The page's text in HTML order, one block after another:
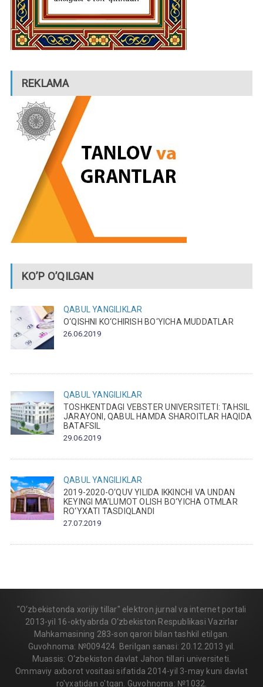
REKLAMA
KO’P O’QILGAN
QABUL
YANGILIKLAR
O‘QISHNI KO‘CHIRISH BO‘YICHA MUDDATLAR
26.06.2019
QABUL
YANGILIKLAR
TOSHKENTDAGI VEBSTER UNIVERSITETI: TAHSIL
JARAYONI, QABUL HAMDA SHAROITLAR HAQIDA
BATAFSIL
29.06.2019
QABUL
YANGILIKLAR
2019-2020-O‘QUV YILIDA IKKINCHI VA UNDAN
KEYINGI MA’LUMOT OLISH BO‘YICHA OTMLAR
RO‘YXATI TASDIQLANDI
27.07.2019
"O‘zbekistonda xorijiy tillar" elektron jurnal va internet portali
2013-yil 16-oktyabrda O‘zbekiston Respublikasi Vazirlar
Mahkamasining 283-son qarori bilan tashkil etilgan.
Guvohnoma: №009424. Berilgan sanasi: 20.12.2013 yil.
Muassis: O‘zbekiston davlat Jahon tillari universiteti.
Ommaviy axborot vositasi sifatida 2014-yil 3-may kuni davlat
ro'yxatidan o'tgan. Guvohnoma: №1032.